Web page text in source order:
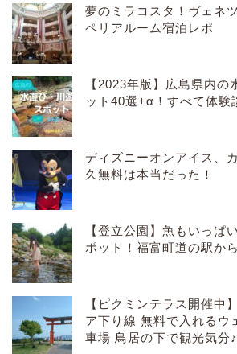
夢のミラコスタ！ヴェネ
ペリアルーム宿泊レポ
【2023年版】広島県内の
ット40選+α！すべて体験
ディズニーオンアイス、
久無料は本当だった！
【登立公園】魚もいっぱ
ポット！福富町道の駅か
【ピクミンテラス開催中
ア下り線 無料で入れるウ
車場 鳥居の下で観光気分♪